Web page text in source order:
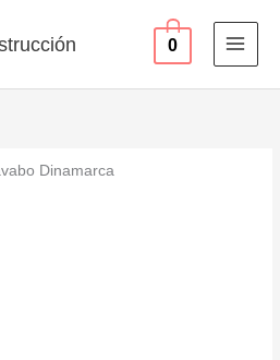
0
Dinamarca